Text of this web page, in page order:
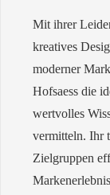
Mit ihrer
kreatives
moderner
Hofsaess die
wertvolles
vermitteln. Ihr
Zielgruppen